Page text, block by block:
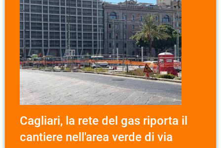
Cagliari, la rete del gas riporta il
cantiere nell'area verde di via